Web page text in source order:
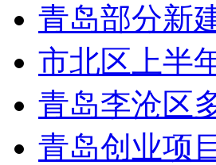
青岛部分新
市北区上半
青岛李沧区
青岛创业项